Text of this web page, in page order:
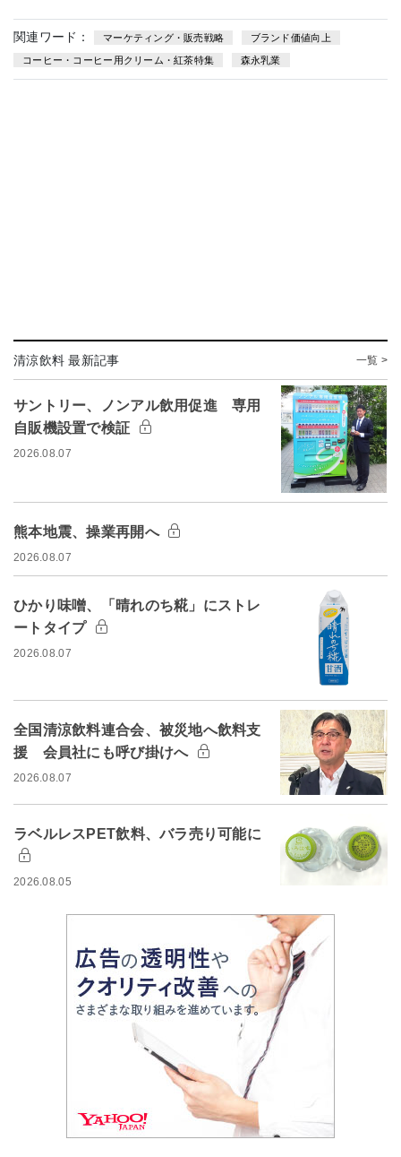
関連ワード： マーケティング・販売戦略 ブランド価値向上
コーヒー・コーヒー用クリーム・紅茶特集 森永乳業
清涼飲料 最新記事 一覧 >
サントリー、ノンアル飲用促進 専用
自販機設置で検証
2026.08.07
熊本地震、操業再開へ
2026.08.07
ひかり味噌、「晴れのち糀」にストレ
ートタイプ
2026.08.07
全国清涼飲料連合会、被災地へ飲料支
援 会員社にも呼び掛けへ
2026.08.07
ラベルレスPET飲料、バラ売り可能に
2026.08.05